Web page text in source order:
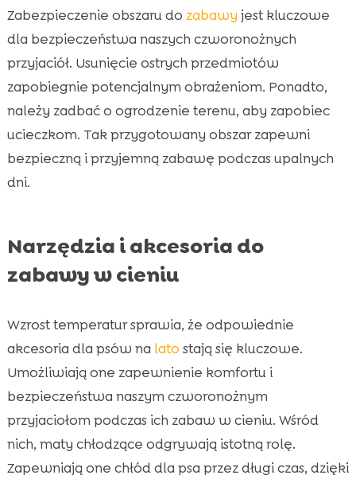
Zabezpieczenie obszaru do zabawy jest kluczowe
dla bezpieczeństwa naszych czworonożnych
przyjaciół. Usunięcie ostrych przedmiotów
zapobiegnie potencjalnym obrażeniom. Ponadto,
należy zadbać o ogrodzenie terenu, aby zapobiec
ucieczkom. Tak przygotowany obszar zapewni
bezpieczną i przyjemną zabawę podczas upalnych
dni.
Narzędzia i akcesoria do
zabawy w cieniu
Wzrost temperatur sprawia, że odpowiednie
akcesoria dla psów na lato stają się kluczowe.
Umożliwiają one zapewnienie komfortu i
bezpieczeństwa naszym czworonożnym
przyjaciołom podczas ich zabaw w cieniu. Wśród
nich, maty chłodzące odgrywają istotną rolę.
Zapewniają one chłód dla psa przez długi czas, dzięki